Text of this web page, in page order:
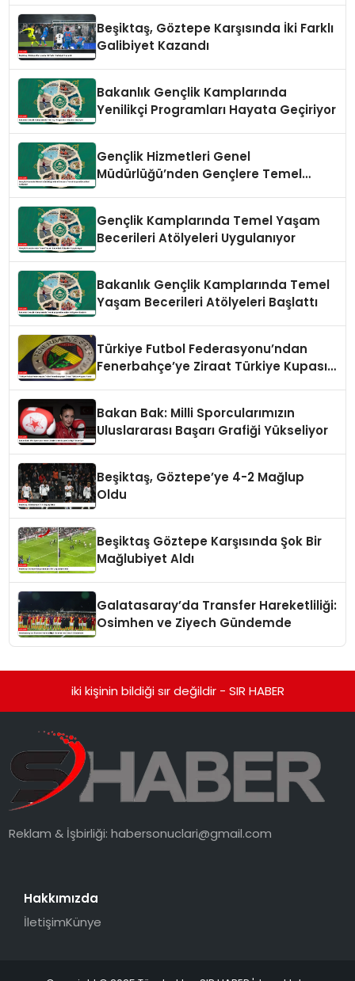
Beşiktaş, Göztepe Karşısında İki Farklı
Galibiyet Kazandı
Bakanlık Gençlik Kamplarında
Yenilikçi Programları Hayata Geçiriyor
Gençlik Hizmetleri Genel
Müdürlüğü’nden Gençlere Temel
Gençlik Kamplarında Temel Yaşam
Becerileri Atölyeleri Uygulanıyor
Bakanlık Gençlik Kamplarında Temel
Yaşam Becerileri Atölyeleri Başlattı
Türkiye Futbol Federasyonu’ndan
Fenerbahçe’ye Ziraat Türkiye Kupası
Bakan Bak: Milli Sporcularımızın
Uluslararası Başarı Grafiği Yükseliyor
Beşiktaş, Göztepe’ye 4-2 Mağlup
Oldu
Beşiktaş Göztepe Karşısında Şok Bir
Mağlubiyet Aldı
Galatasaray’da Transfer Hareketliliği:
Osimhen ve Ziyech Gündemde
iki kişinin bildiği sır değildir - SIR HABER
Reklam & İşbirliği:habersonuclari@gmail.com
Hakkımızda
İletişimKünye